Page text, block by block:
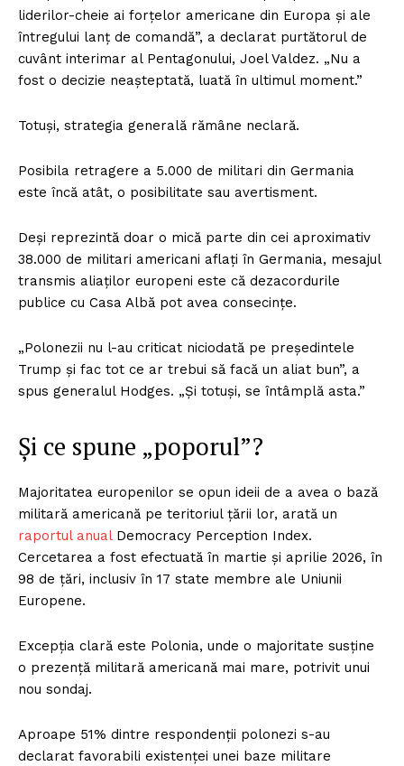
liderilor-cheie ai forțelor americane din Europa și ale
întregului lanț de comandă”, a declarat purtătorul de
cuvânt interimar al Pentagonului, Joel Valdez. „Nu a
fost o decizie neașteptată, luată în ultimul moment.”
Totuși, strategia generală rămâne neclară.
Posibila retragere a 5.000 de militari din Germania
este încă atât, o posibilitate sau avertisment.
Deși reprezintă doar o mică parte din cei aproximativ
38.000 de militari americani aflați în Germania, mesajul
transmis aliaților europeni este că dezacordurile
publice cu Casa Albă pot avea consecințe.
„Polonezii nu l-au criticat niciodată pe președintele
Trump și fac tot ce ar trebui să facă un aliat bun”, a
spus generalul Hodges. „Și totuși, se întâmplă asta.”
Și ce spune „poporul”?
Majoritatea europenilor se opun ideii de a avea o bază
militară americană pe teritoriul țării lor, arată un
raportul anualDemocracy Perception Index.
Cercetarea a fost efectuată în martie și aprilie 2026, în
98 de țări, inclusiv în 17 state membre ale Uniunii
Europene.
Excepția clară este Polonia, unde o majoritate susține
o prezență militară americană mai mare, potrivit unui
nou sondaj.
Aproape 51% dintre respondenții polonezi s-au
declarat favorabili existenței unei baze militare